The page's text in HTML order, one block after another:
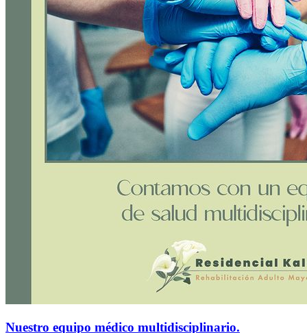
Nuestro equipo médico multidisciplinario.